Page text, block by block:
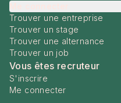
Trouver une entreprise
Trouver un stage
Trouver une alternance
Trouver un job
Vous êtes recruteur
S'inscrire
Me connecter